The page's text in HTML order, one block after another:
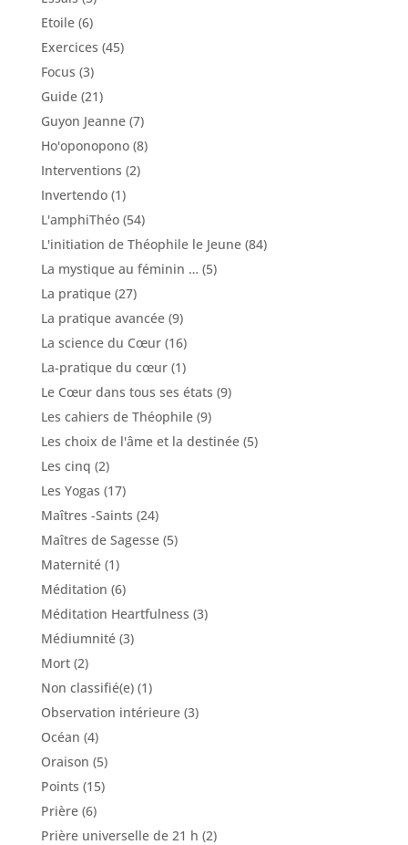
Etoile(6)
Exercices (45)
Focus (3)
Guide(21)
Guyon Jeanne(7)
Ho'oponopono(8)
Interventions (2)
Invertendo(1)
L'amphiThéo(54)
L'initiation de Théophile le Jeune(84)
La mystique au féminin … (5)
La pratique(27)
La pratique avancée(9)
La science du Cœur(16)
La-pratique du cœur(1)
Le Cœur dans tous ses états (9)
Les cahiers de Théophile(9)
Les choix de l'âme et la destinée(5)
Les cinq (2)
Les Yogas (17)
Maîtres -Saints (24)
Maîtres de Sagesse(5)
Maternité(1)
Méditation (6)
Méditation Heartfulness (3)
Médiumnité(3)
Mort(2)
Non classifié(e)(1)
Observation intérieure(3)
Océan (4)
Oraison (5)
Points (15)
Prière(6)
Prière universelle de 21 h (2)